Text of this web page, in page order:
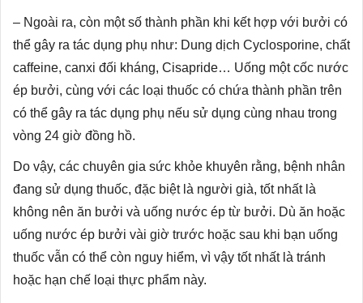
– Ngoài ra, còn một số thành phần khi kết hợp với bưởi có
thể gây ra tác dụng phụ như: Dung dịch Cyclosporine, chất
caffeine, canxi đối kháng, Cisapride… Uống một cốc nước
ép bưởi, cùng với các loại thuốc có chứa thành phần trên
có thể gây ra tác dụng phụ nếu sử dụng cùng nhau trong
vòng 24 giờ đồng hồ.
Do vậy, các chuyên gia sức khỏe khuyên rằng, bệnh nhân
đang sử dụng thuốc, đặc biệt là người già, tốt nhất là
không nên ăn bưởi và uống nước ép từ bưởi. Dù ăn hoặc
uống nước ép bưởi vài giờ trước hoặc sau khi bạn uống
thuốc vẫn có thể còn nguy hiểm, vì vậy tốt nhất là tránh
hoặc hạn chế loại thực phẩm này.